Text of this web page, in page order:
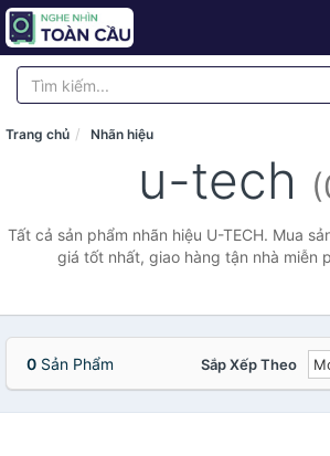
Trang chủ Nhãn hiệu
u-tech
Tất cả sản phẩm nhãn hiệu U-TECH. Mua
giá tốt nhất, giao hàng tận nhà miễn
0 Sản Phẩm Sắp Xếp Theo